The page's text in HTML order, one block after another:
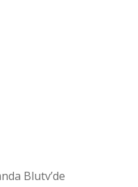
Blutv’de